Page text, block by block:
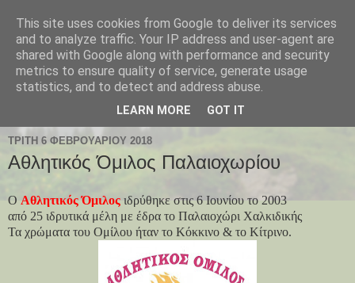
Παλαιοχώρι Χαλκιδικής
Palaiochori Chalkidiki - Paleochori (Chalkidiki) - Paleochóri
- Halkidiki Δήμος Αριστοτέλη, Κεντρική Μακεδονία, Ελλάδα
ΤΡΊΤΗ 6 ΦΕΒΡΟΥΑΡΊΟΥ 2018
Αθλητικός Όμιλος Παλαιοχωρίου
O Αθλητικός Όμιλος ιδρύθηκε στις 6 Ιουνίου το 2003
από 25 ιδρυτικά μέλη με έδρα το Παλαιοχώρι Χαλκιδικής
Τα χρώματα του Ομίλου ήταν το Κόκκινο & το Κίτρινο.
This site uses cookies from Google to deliver its services
and to analyze traffic. Your IP address and user-agent are
shared with Google along with performance and security
metrics to ensure quality of service, generate usage
statistics, and to detect and address abuse.
LEARN MORE GOT IT